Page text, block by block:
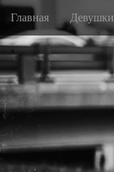
M
i
n
m
e
n
u
S
i
p
t
o
c
o
n
t
e
Главная Девушки